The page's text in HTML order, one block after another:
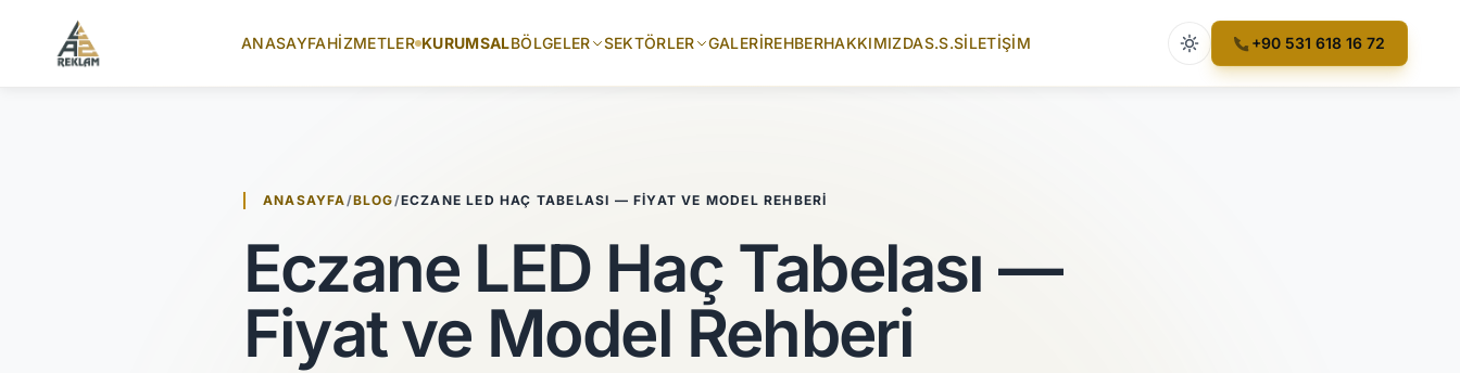
ANASAYFAHIZMETLER KURUMSALBÖLGELER SEKTÖRLER GALERIREHBERHAKKIMIZDAS.S.SİLETIŞIM Açık tema etkin
+90 531 618 16 72
ANASAYFA/BLOG/ECZANE LED HAÇ TABELASI — FIYAT VE MODEL REHBERI
Eczane LED Haç Tabelası —
Fiyat ve Model Rehberi